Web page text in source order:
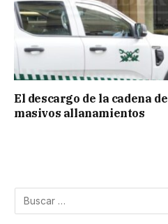
El descargo de la cadena
masivos allanamientos